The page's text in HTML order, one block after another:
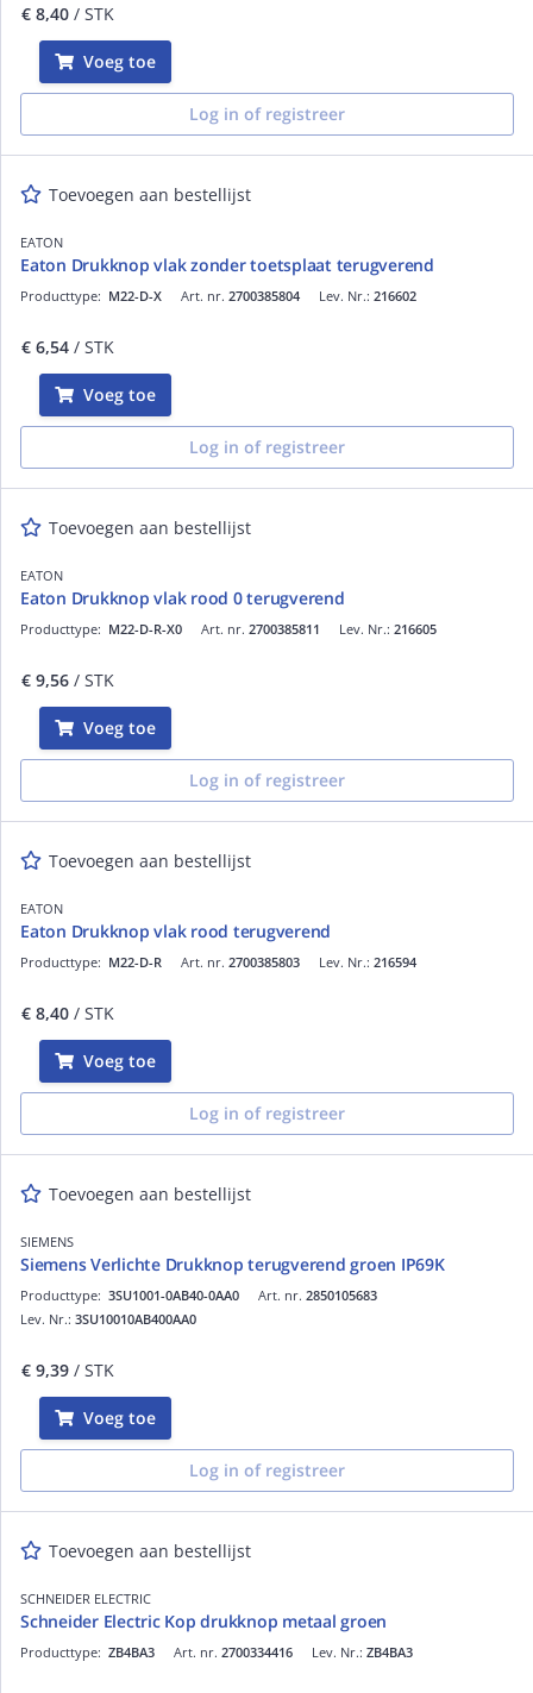
€ 8,40 / STK
Voeg toe
Log in of registreer
Toevoegen aan bestellijst
EATON
Eaton Drukknop vlak zonder toetsplaat terugverend
Art. nr. 2700385804
Producttype: M22-D-X Lev. Nr.: 216602
€ 6,54 / STK
Voeg toe
Log in of registreer
Toevoegen aan bestellijst
EATON
Eaton Drukknop vlak rood 0 terugverend
Art. nr. 2700385811
Producttype: M22-D-R-X0 Lev. Nr.: 216605
€ 9,56 / STK
Voeg toe
Log in of registreer
Toevoegen aan bestellijst
EATON
Eaton Drukknop vlak rood terugverend
Art. nr. 2700385803
Producttype: M22-D-R Lev. Nr.: 216594
€ 8,40 / STK
Voeg toe
Log in of registreer
Toevoegen aan bestellijst
SIEMENS
Siemens Verlichte Drukknop terugverend groen IP69K
Art. nr. 2850105683
Producttype: 3SU1001-0AB40-0AA0
Lev. Nr.: 3SU10010AB400AA0
€ 9,39 / STK
Voeg toe
Log in of registreer
Toevoegen aan bestellijst
SCHNEIDER ELECTRIC
Schneider Electric Kop drukknop metaal groen
Art. nr. 2700334416
Producttype: ZB4BA3 Lev. Nr.: ZB4BA3